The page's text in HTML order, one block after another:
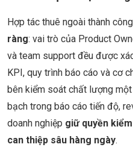
Hợp tác thuê ngoài thành
ràng: vai trò của Product
và team support đều được
KPI, quy trình báo cáo và cơ
bên kiểm soát chất lượng
bạch trong báo cáo tiến độ,
doanh nghiệp giữ quyền
can thiệp sâu hàng ngày.